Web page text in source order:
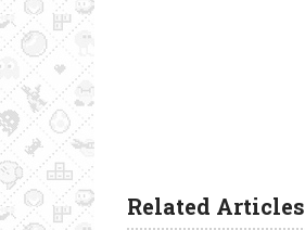
Related Articles